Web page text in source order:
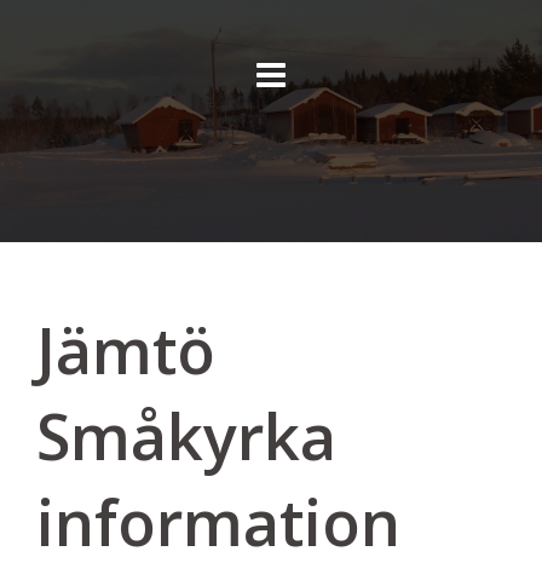
Jämtö
Småkyrka
information